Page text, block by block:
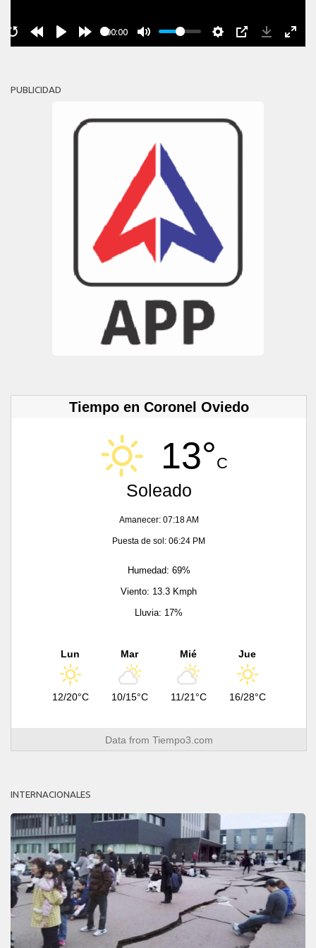
00:00
PUBLICIDAD
Tiempo en Coronel Oviedo
13°C
Soleado
Amanecer: 07:18 AM
Puesta de sol: 06:24 PM
Humedad: 69%
Viento: 13.3 Kmph
Lluvia: 17%
Lun
12/20°C
Mar
10/15°C
Mié
11/21°C
Jue
16/28°C
Data from Tiempo3.com
INTERNACIONALES